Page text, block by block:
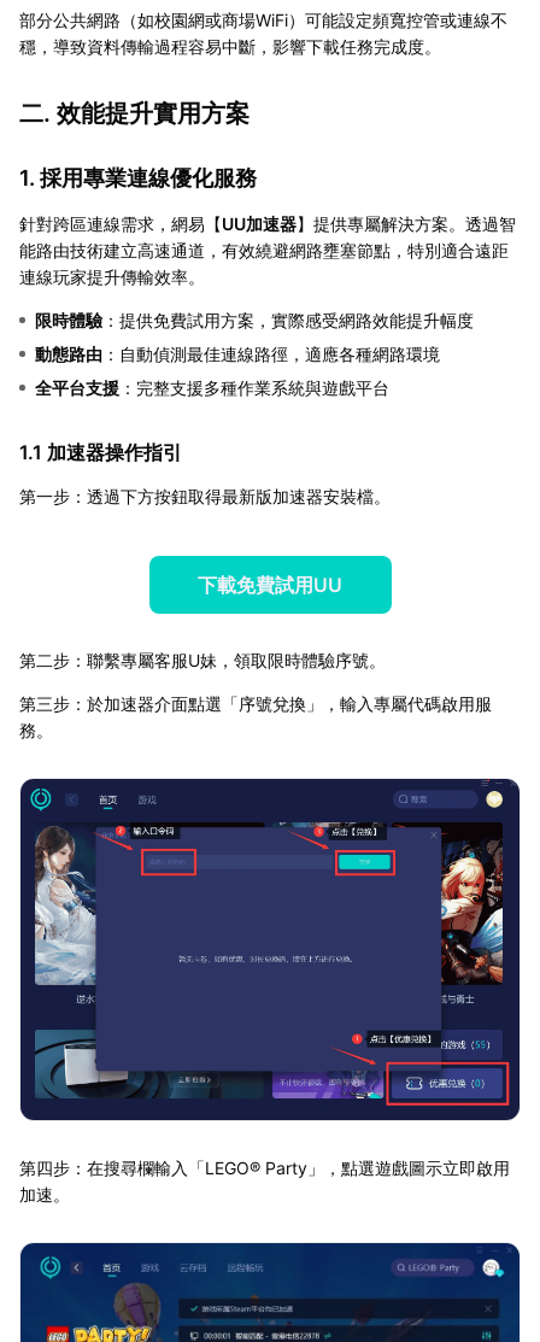
部分公共網路（如校園網或商場WiFi）可能設定頻寬控管或連線不
穩，導致資料傳輸過程容易中斷，影響下載任務完成度。
二. 效能提升實用方案
1. 採用專業連線優化服務
針對跨區連線需求，網易【UU加速器】提供專屬解決方案。透過智
能路由技術建立高速通道，有效繞避網路壅塞節點，特別適合遠距
連線玩家提升傳輸效率。
限時體驗 ：提供免費試用方案，實際感受網路效能提升幅度
動態路由 ：自動偵測最佳連線路徑，適應各種網路環境
全平台支援 ：完整支援多種作業系統與遊戲平台
1.1 加速器操作指引
第一步：透過下方按鈕取得最新版加速器安裝檔。
下載免費試用UU
第二步：聯繫專屬客服U妹，領取限時體驗序號。
第三步：於加速器介面點選「序號兌換」，輸入專屬代碼啟用服
務。
第四步：在搜尋欄輸入「LEGO® Party」，點選遊戲圖示立即啟用
加速。